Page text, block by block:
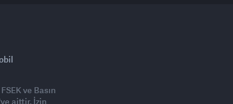
ve Basın
aittir. İzin